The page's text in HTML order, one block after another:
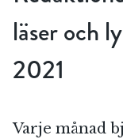
läser och
2021
Varje månad